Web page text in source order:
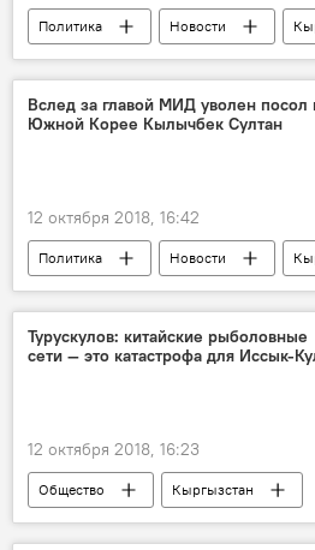
Политика Новости
Эрлан Абдылдаев
МИД
Вслед за главой МИД уволен посол
Южной Корее Кылычбек Султан
12 октября 2018, 16:42
Политика Новости
Кадровые перестановки в Кыргызстане
Кылычбек Султанов
МИД
увольнение
Турускулов: китайские рыболовные
сети — это катастрофа для Иссык-
12 октября 2018, 16:23
Общество
Кыргызстан
Радио Sputnik Кыргызстан